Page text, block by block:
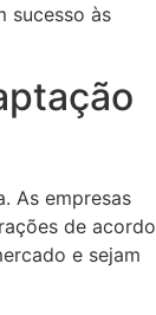
sucesso às
As empresas
de acordo
e sejam